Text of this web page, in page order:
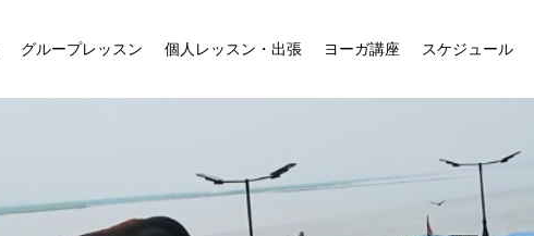
グループレッスン 個人レッスン・出張 ヨーガ講座 スケジュール